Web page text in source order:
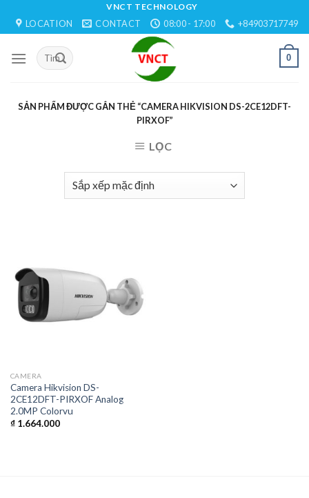
VNCT TECHNOLOGY
LOCATION CONTACT 08:00 - 17:00 +84903717749
0
SẢN PHẨM ĐƯỢC GẮN THẺ “CAMERA HIKVISION DS-2CE12DFT-
PIRXOF”
LỌC
CAMERA
Camera Hikvision DS-
2CE12DFT-PIRXOF Analog
2.0MP Colorvu
₫1.664.000